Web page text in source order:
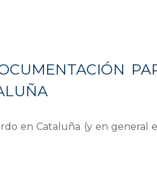
en Cataluña (y en general